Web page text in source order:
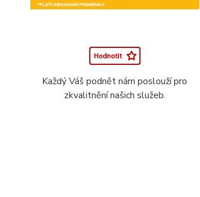
Každý Váš podnět nám poslouží pro
zkvalitnění našich služeb.